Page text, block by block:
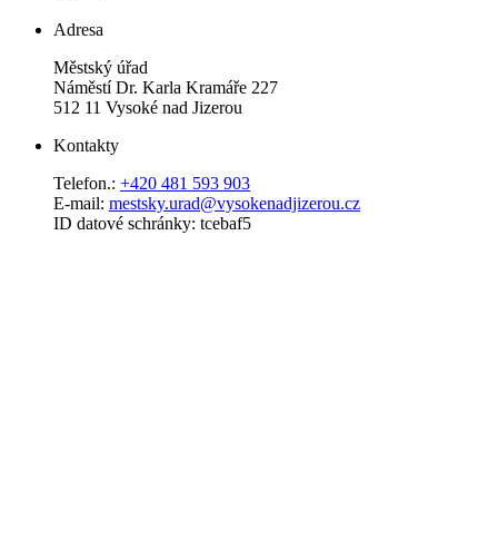
Adresa
Městský úřad
Náměstí Dr. Karla Kramáře 227
512 11 Vysoké nad Jizerou
Kontakty
Telefon.: +420 481 593 903
E-mail: mestsky.urad@vysokenadjizerou.cz
ID datové schránky: tcebaf5